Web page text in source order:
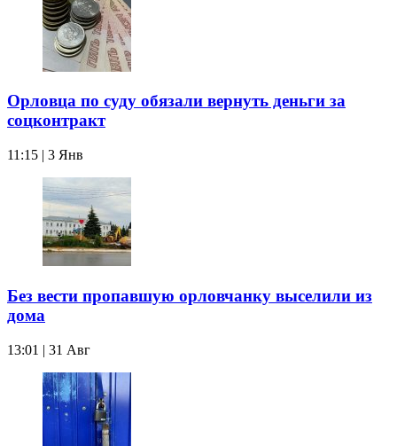
Орловца по суду обязали вернуть деньги за
соцконтракт
11:15 | 3 Янв
Без вести пропавшую орловчанку выселили из
дома
13:01 | 31 Авг